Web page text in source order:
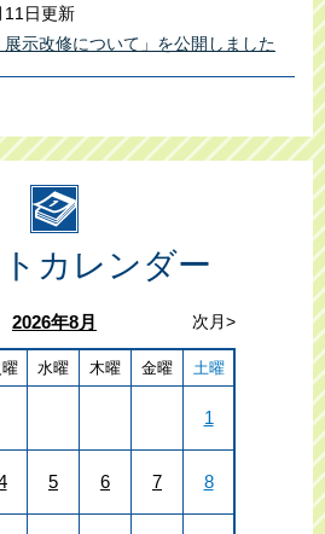
日更新
展示改修について」を公開しました
カレンダー
2026年8月 次月>
水曜 木曜 金曜 土曜
1
5 6 7 8